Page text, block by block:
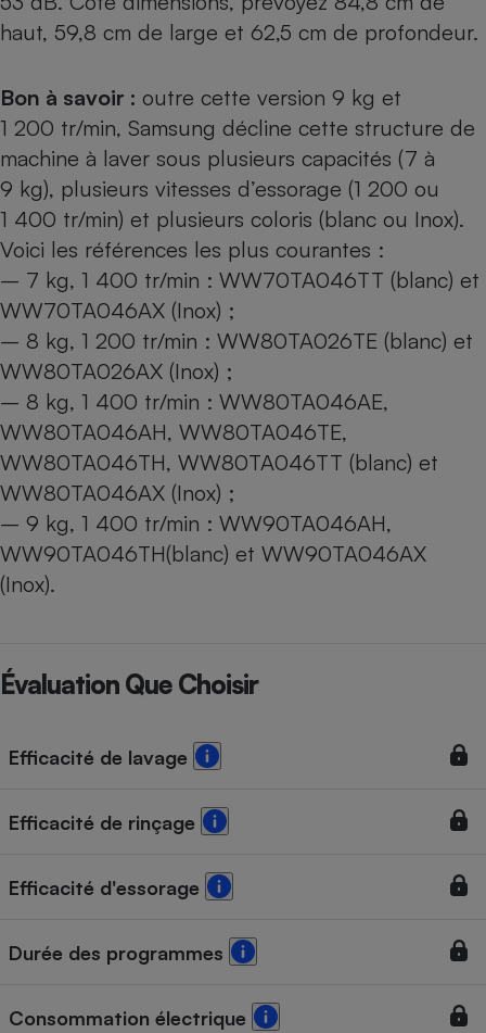
haut, 59,8 cm de large et 62,5 cm de profondeur.
Bon à savoir : outre cette version 9 kg et
1 200 tr/min, Samsung décline cette structure de
machine à laver sous plusieurs capacités (7 à
9 kg), plusieurs vitesses d’essorage (1 200 ou
1 400 tr/min) et plusieurs coloris (blanc ou Inox).
Voici les références les plus courantes :
– 7 kg, 1 400 tr/min : WW70TA046TT (blanc) et
WW70TA046AX (Inox) ;
– 8 kg, 1 200 tr/min : WW80TA026TE (blanc) et
WW80TA026AX (Inox) ;
– 8 kg, 1 400 tr/min : WW80TA046AE,
WW80TA046AH, WW80TA046TE,
WW80TA046TH, WW80TA046TT (blanc) et
WW80TA046AX (Inox) ;
– 9 kg, 1 400 tr/min : WW90TA046AH,
WW90TA046TH(blanc) et WW90TA046AX
(Inox).
Évaluation Que Choisir
Efficacité de lavage
Efficacité de rinçage
Efficacité d'essorage
Durée des programmes
Consommation électrique